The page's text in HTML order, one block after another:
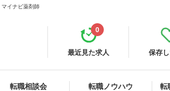
イナビ薬剤師
最近見た求人
0
保存
転職相談会 転職ノウハウ 転